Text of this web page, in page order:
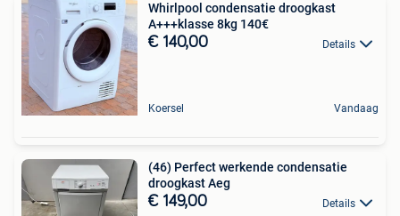
Whirlpool condensatie droogkast
A+++klasse 8kg 140€
€ 140,00 Details
Koersel Vandaag
(46) Perfect werkende condensatie
droogkast Aeg
€ 149,00 Details